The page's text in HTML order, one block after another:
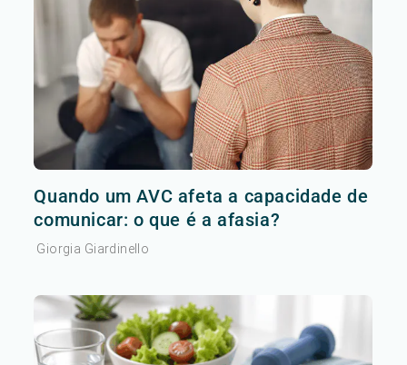
Quando um AVC afeta a capacidade de
comunicar: o que é a afasia?
Giorgia Giardinello